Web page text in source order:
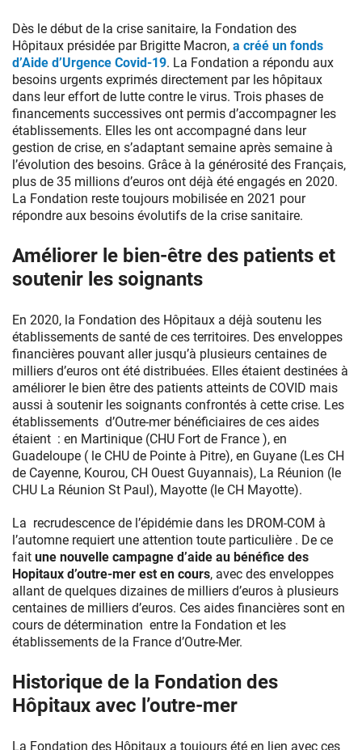
Dès le début de la crise sanitaire, la Fondation des
Hôpitaux présidée par Brigitte Macron, a créé un fonds
d’Aide d’Urgence Covid-19. La Fondation a répondu aux
besoins urgents exprimés directement par les hôpitaux
dans leur effort de lutte contre le virus. Trois phases de
financements successives ont permis d’accompagner les
établissements. Elles les ont accompagné dans leur
gestion de crise, en s’adaptant semaine après semaine à
l’évolution des besoins. Grâce à la générosité des Français,
plus de 35 millions d’euros ont déjà été engagés en 2020.
La Fondation reste toujours mobilisée en 2021 pour
répondre aux besoins évolutifs de la crise sanitaire.
Améliorer le bien-être des patients et
soutenir les soignants
En 2020, la Fondation des Hôpitaux a déjà soutenu les
établissements de santé de ces territoires. Des enveloppes
financières pouvant aller jusqu’à plusieurs centaines de
milliers d’euros ont été distribuées. Elles étaient destinées à
améliorer le bien être des patients atteints de COVID mais
aussi à soutenir les soignants confrontés à cette crise. Les
établissements d’Outre-mer bénéficiaires de ces aides
étaient : en Martinique (CHU Fort de France ), en
Guadeloupe ( le CHU de Pointe à Pitre), en Guyane (Les CH
de Cayenne, Kourou, CH Ouest Guyannais), La Réunion (le
CHU La Réunion St Paul), Mayotte (le CH Mayotte).
La recrudescence de l’épidémie dans les DROM-COM à
l’automne requiert une attention toute particulière . De ce
fait une nouvelle campagne d’aide au bénéfice des
Hopitaux d’outre-mer est en cours, avec des enveloppes
allant de quelques dizaines de milliers d’euros à plusieurs
centaines de milliers d’euros. Ces aides financières sont en
cours de détermination entre la Fondation et les
établissements de la France d’Outre-Mer.
Historique de la Fondation des
Hôpitaux avec l’outre-mer
La Fondation des Hôpitaux a toujours été en lien avec ces